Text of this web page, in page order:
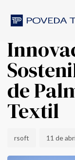
links
primary
content
IN:
MODA SOSTENIBLE
de
Textil
rsoft
on:
11 de